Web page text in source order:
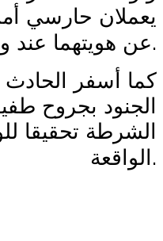
يعملان حارسي
عن هويتهما عند.
كما أسفر
الجنود بجروح
الشرطة تحقيقا
الواقعة .